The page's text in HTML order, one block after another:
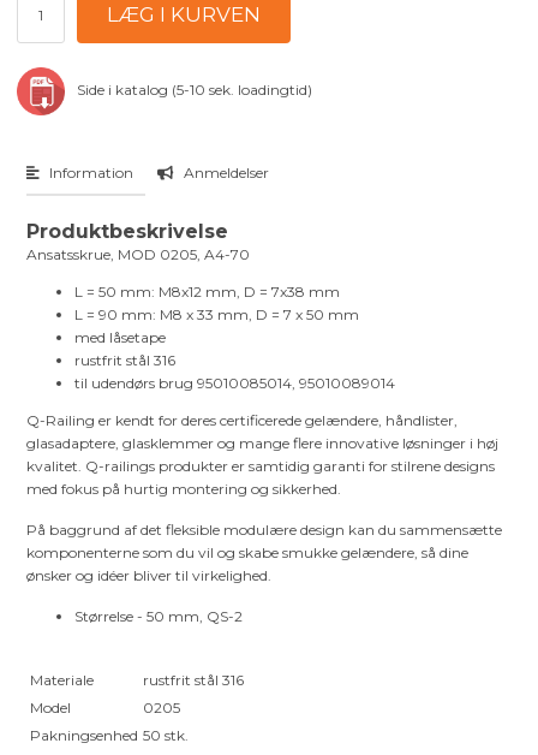
Side i katalog (5-10 sek. loadingtid)
Information Anmeldelser
Produktbeskrivelse
Ansatsskrue, MOD 0205, A4-70
L = 50 mm: M8x12 mm, D = 7x38 mm
L = 90 mm: M8 x 33 mm, D = 7 x 50 mm
med låsetape
rustfrit stål 316
til udendørs brug 95010085014, 95010089014
Q-Railing er kendt for deres certificerede gelændere, håndlister,
glasadaptere, glasklemmer og mange flere innovative løsninger i høj
kvalitet. Q-railings produkter er samtidig garanti for stilrene designs
med fokus på hurtig montering og sikkerhed.
På baggrund af det fleksible modulære design kan du sammensætte
komponenterne som du vil og skabe smukke gelændere, så dine
ønsker og idéer bliver til virkelighed.
Størrelse - 50 mm, QS-2
Materiale
rustfrit stål 316
Model
0205
Pakningsenhed 50 stk.